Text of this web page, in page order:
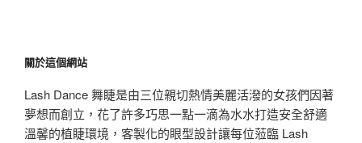
關於這個網站
Lash Dance 舞睫是由三位親切熱情美麗活潑的女孩們因著
夢想而創立，花了許多巧思一點一滴為水水打造安全舒適
溫馨的植睫環境，客製化的眼型設計讓每位蒞臨 Lash